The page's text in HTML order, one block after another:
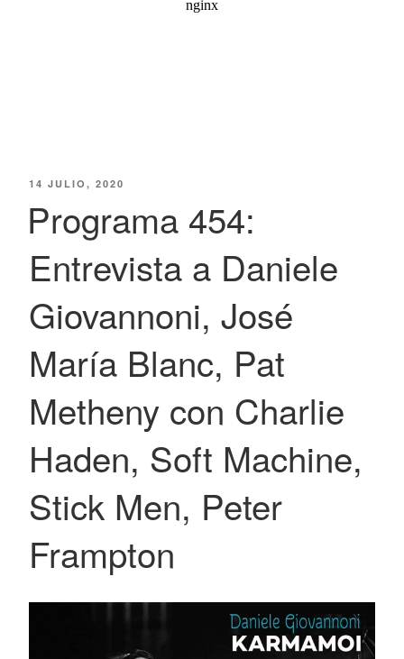
PUBLICADO
14 JULIO, 2020
Programa 454:
Entrevista a Daniele
Giovannoni, José
María Blanc, Pat
Metheny con Charlie
Haden, Soft Machine,
Stick Men, Peter
Frampton